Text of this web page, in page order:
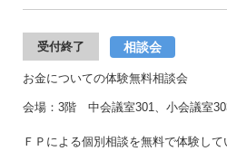
受付終了 相談会
お金についての体験無料相談会
会場：3階 中会議室301、小会議室
ＦＰによる個別相談を無料で体験して